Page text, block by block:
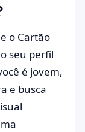
o Cartão
seu perfil
é jovem,
e busca